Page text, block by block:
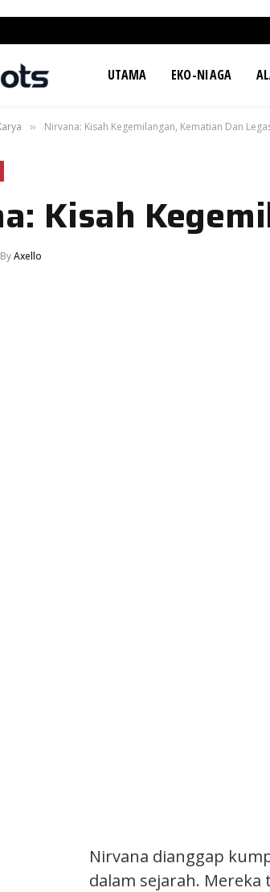
UTAMA EKO-NIAGA
» Nirvana: Kisah Kegemilangan, Kematian Dan
Kisah
ByAxello
Nirvana dianggap
dalam sejarah.